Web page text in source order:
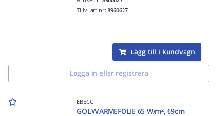
Tillv. art.nr:8960627
Lägg till i kundvagn
Logga in eller registrera
EBECO
GOLVVÄRMEFOLIE 65 W/m², 69cm